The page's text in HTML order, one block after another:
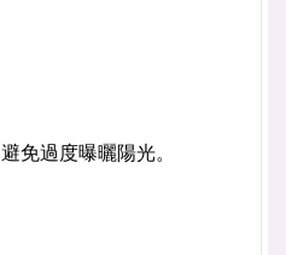
避免過度曝曬陽光。